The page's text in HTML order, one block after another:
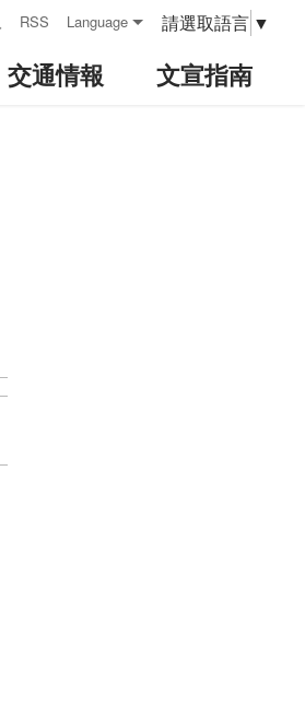
RSS Language 請選取語言 ▼
交通情報 文宣指南